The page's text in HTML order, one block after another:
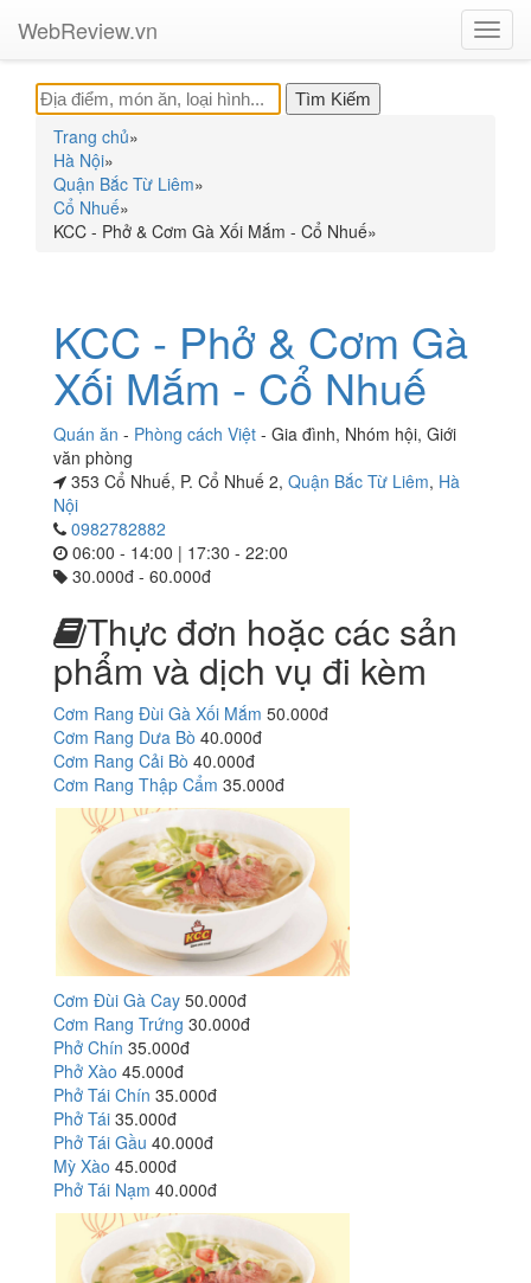
WebReview.vn
Trang chủ»
Hà Nội»
Quận Bắc Từ Liêm»
Cổ Nhuế»
KCC - Phở & Cơm Gà Xối Mắm - Cổ Nhuế»
KCC - Phở & Cơm Gà
Xối Mắm - Cổ Nhuế
Quán ăn - Phòng cách Việt - Gia đình, Nhóm hội, Giới
văn phòng
353 Cổ Nhuế, P. Cổ Nhuế 2, Quận Bắc Từ Liêm, Hà
Nội
0982782882
06:00 - 14:00 | 17:30 - 22:00
30.000đ - 60.000đ
Thực đơn hoặc các sản
phẩm và dịch vụ đi kèm
Cơm Rang Đùi Gà Xối Mắm 50.000đ
Cơm Rang Dưa Bò 40.000đ
Cơm Rang Cải Bò 40.000đ
Cơm Rang Thập Cẩm 35.000đ
Cơm Đùi Gà Cay 50.000đ
Cơm Rang Trứng 30.000đ
Phở Chín 35.000đ
Phở Xào 45.000đ
Phở Tái Chín 35.000đ
Phở Tái 35.000đ
Phở Tái Gầu 40.000đ
Mỳ Xào 45.000đ
Phở Tái Nạm 40.000đ